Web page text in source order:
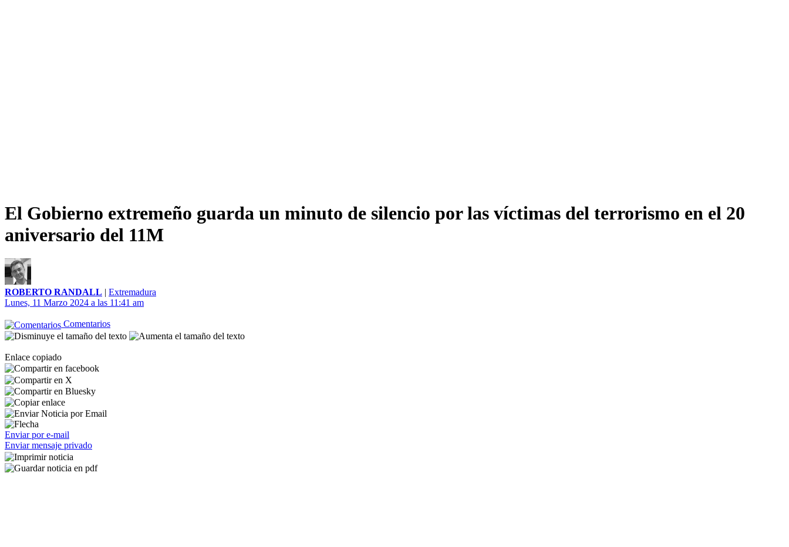
El Gobierno extremeño guarda un minuto de silencio por las víctimas del terrorismo en el 20
aniversario del 11M
ROBERTO RANDALL | Extremadura
Lunes, 11 Marzo 2024 a las 11:41 am
Comentarios
Enlace copiado
Enviar por e-mail
Enviar mensaje privado